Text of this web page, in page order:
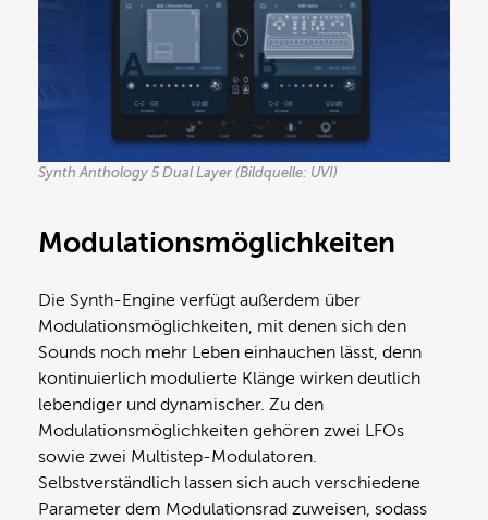
Synth Anthology 5 Dual Layer (Bildquelle: UVI)
Modulationsmöglichkeiten
Die Synth-Engine verfügt außerdem über
Modulationsmöglichkeiten, mit denen sich den
Sounds noch mehr Leben einhauchen lässt, denn
kontinuierlich modulierte Klänge wirken deutlich
lebendiger und dynamischer. Zu den
Modulationsmöglichkeiten gehören zwei LFOs
sowie zwei Multistep-Modulatoren.
Selbstverständlich lassen sich auch verschiedene
Parameter dem Modulationsrad zuweisen, sodass